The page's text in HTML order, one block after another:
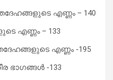
എണ്ണം – 140
എണ്ണം – 133
എണ്ണം -195
ഭാഗങ്ങള്‍ -133